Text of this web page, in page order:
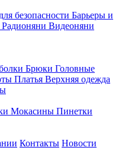
безопасности Барьеры и
Радионяни Видеоняни
Брюки Головные
Платья Верхняя одежда
Мокасины Пинетки
Контакты Новости